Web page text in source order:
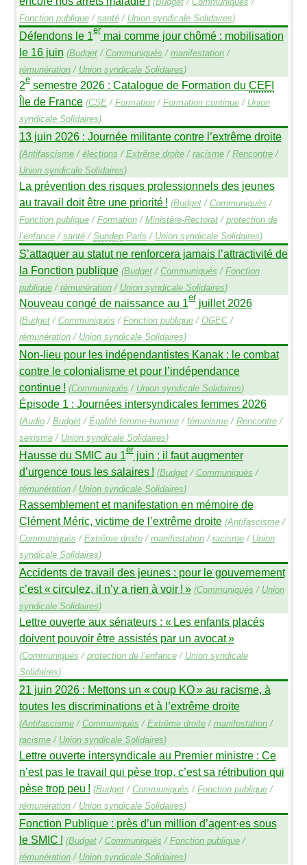
Fonction publique/ santé/ Union syndicale Solidaires)
Défendons le 1ermai comme jour chômé : mobilisation
le 16 juin (Budget/ Communiqués / manifestation/
rémunération/ Union syndicale Solidaires)
2esemestre 2026 : Catalogue de Formation du CEFI
Île de France (CSE/ Formation/ Formation continue/ Union
syndicale Solidaires)
13 juin 2026 : Journée militante contre l’extrême droite
(Antifascisme/ élections / Extrême droite/ racisme/ Rencontre/
Union syndicale Solidaires)
La prévention des risques professionnels des jeunes
au travail doit être une priorité ! (Budget/ Communiqués /
Fonction publique/ Formation/ Ministère-Rectorat/ protection de
l’enfance/ santé/ SundepParis / Union syndicale Solidaires)
S’attaquer au statut ne renforcera jamais l’attractivité de
la Fonction publique (Budget/ Communiqués / Fonction
publique/ rémunération/ Union syndicale Solidaires)
Nouveau congé de naissance au 1erjuillet 2026
(Budget/ Communiqués / Fonction publique/ OGEC/
rémunération/ Union syndicale Solidaires)
Non-lieu pour les indépendantistes Kanak : le combat
contre le colonialisme et pour l’indépendance
continue ! (Communiqués / Union syndicale Solidaires)
Épisode 1 : Journées intersyndicales femmes 2026
(Audio/ Budget/ Égalité femme-homme/ féminisme/ Rencontre/
sexisme/ Union syndicale Solidaires)
Hausse du SMIC au 1erjuin : il faut augmenter
d’urgence tous les salaires ! (Budget/ Communiqués /
rémunération/ Union syndicale Solidaires)
Rassemblement et manifestation en mémoire de
Clément Méric, victime de l’extrême droite (Antifascisme/
Communiqués / Extrême droite/ manifestation/ racisme/ Union
syndicale Solidaires)
Accidents de travail des jeunes : pour le gouvernement
c’est « circulez, il n’y a rien à voir ! » (Communiqués / Union
syndicale Solidaires)
Lettre ouverte aux sénateurs : « Les enfants placés
doivent pouvoir être assistés par un avocat»
(Communiqués / protection de l’enfance/ Union syndicale
Solidaires)
21 juin 2026 : Mettons un « coup KO» au racisme, à
toutes les discriminations et à l’extrême droite
(Antifascisme/ Communiqués / Extrême droite/ manifestation/
racisme/ Union syndicale Solidaires)
Lettre ouverte intersyndicale au Premier ministre : Ce
n’est pas le travail qui pèse trop, c’est sa rétribution qui
pèse trop peu ! (Budget/ Communiqués / Fonction publique/
rémunération/ Union syndicale Solidaires)
Fonction Publique : près d’un million d’agent·es sous
le SMIC ! (Budget/ Communiqués / Fonction publique/
rémunération/ Union syndicale Solidaires)